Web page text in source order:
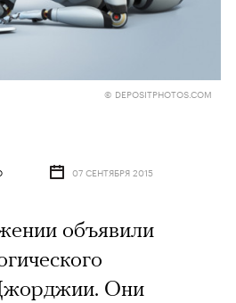
© DEPOSITPHOTOS.COM
07 СЕНТЯБРЯ 2015
объявили
Они